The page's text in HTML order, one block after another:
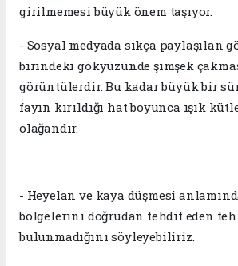
girilmemesi büyük önem taşıyor.
- Sosyal medyada sıkça paylaşılan
birindeki gökyüzünde şimşek
görüntülerdir. Bu kadar büyük bir
fayın kırıldığı hat boyunca ışık
olağandır.
- Heyelan ve kaya düşmesi
bölgelerini doğrudan tehdit eden
bulunmadığını söyleyebiliriz.